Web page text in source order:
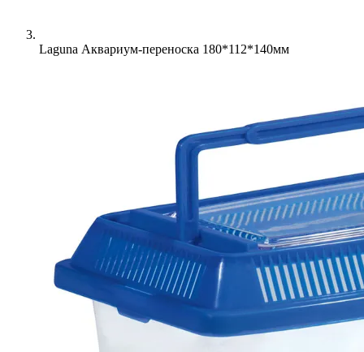
Laguna Аквариум-переноска 180*112*140мм